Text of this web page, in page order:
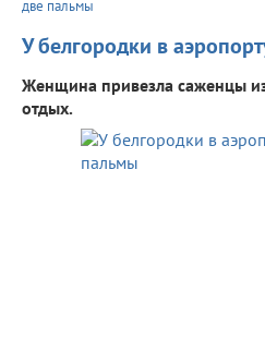
две пальмы
У белгородки в
Женщина привезла саженцы из
отдых.